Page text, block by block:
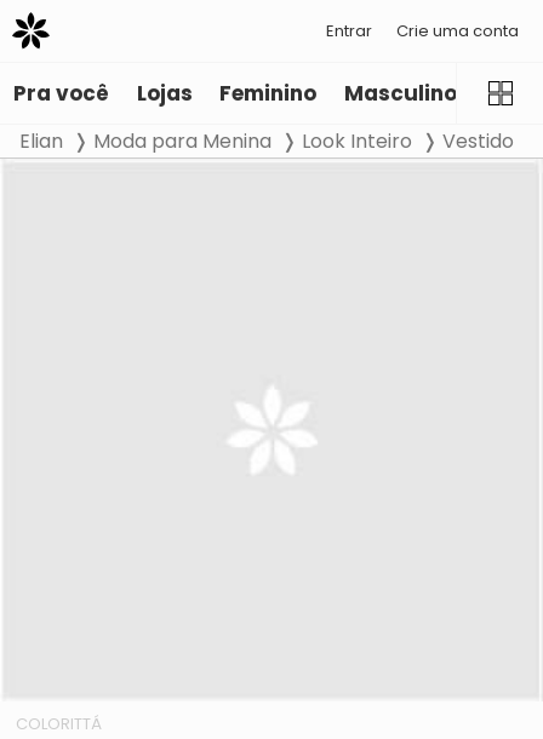
Entrar Crie uma conta
Pra você Lojas Feminino Masculino
Elian Moda para Menina Look Inteiro Vestido
COLORITTÁ